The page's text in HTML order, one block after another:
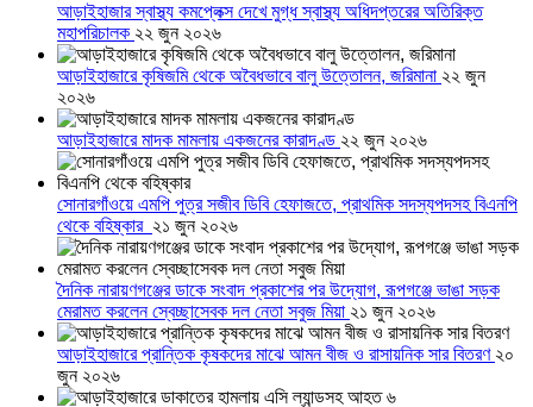
আড়াইহাজার স্বাস্থ্য কমপ্লেক্স দেখে মুগ্ধ স্বাস্থ্য অধিদপ্তরের অতিরিক্ত
মহাপরিচালক ২২ জুন ২০২৬
আড়াইহাজারে কৃষিজমি থেকে অবৈধভাবে বালু উত্তোলন, জরিমানা ২২ জুন
২০২৬
আড়াইহাজারে মাদক মামলায় একজনের কারাদণ্ড ২২ জুন ২০২৬
সোনারগাঁওয়ে এমপি পুত্র সজীব ডিবি হেফাজতে, প্রাথমিক সদস্যপদসহ বিএনপি
থেকে বহিষ্কার ২১ জুন ২০২৬
দৈনিক নারায়ণগঞ্জের ডাকে সংবাদ প্রকাশের পর উদ্যোগ, রূপগঞ্জে ভাঙা সড়ক
মেরামত করলেন স্বেচ্ছাসেবক দল নেতা সবুজ মিয়া ২১ জুন ২০২৬
আড়াইহাজারে প্রান্তিক কৃষকদের মাঝে আমন বীজ ও রাসায়নিক সার বিতরণ ২০
জুন ২০২৬